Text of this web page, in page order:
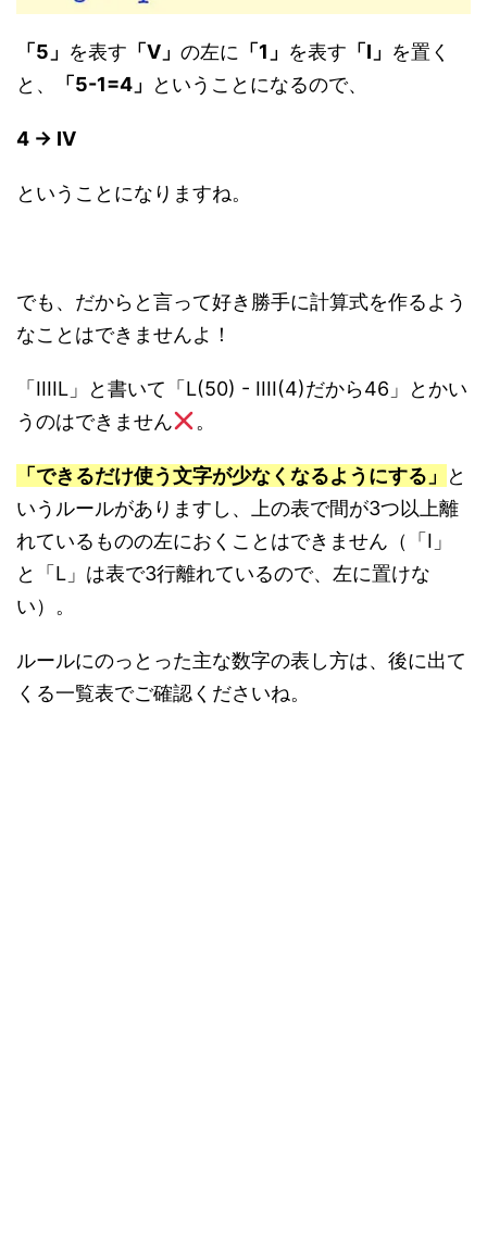
「5」 を表す 「V」 の左に 「1」 を表す 「I」 を置く
と、
「5-1=4」 ということになるので、
4 → IV
ということになりますね。
でも、だからと言って好き勝手に計算式を作るよう
なことはできませんよ！
「IIIIL」と書いて「L(50) - IIII(4)だから46」とかい
うのはできません
。
「できるだけ使う文字が少なくなるようにする」
と
いうルールがありますし、上の表で間が3つ以上離
れているものの左におくことはできません（「I」
と「L」は表で3行離れているので、左に置けな
い）。
ルールにのっとった主な数字の表し方は、後に出て
くる一覧表でご確認くださいね。